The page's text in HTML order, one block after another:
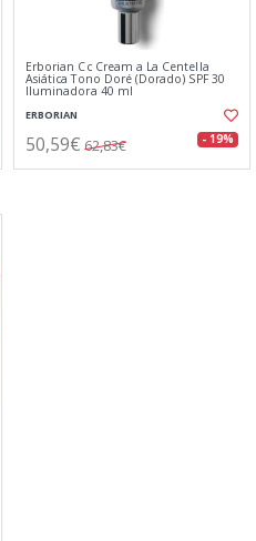
Erborian Cc Cream a La Centella
Asiática Tono Doré (Dorado) SPF 30
Iluminadora 40 ml
ERBORIAN
50,59€ 62,83€ - 19%